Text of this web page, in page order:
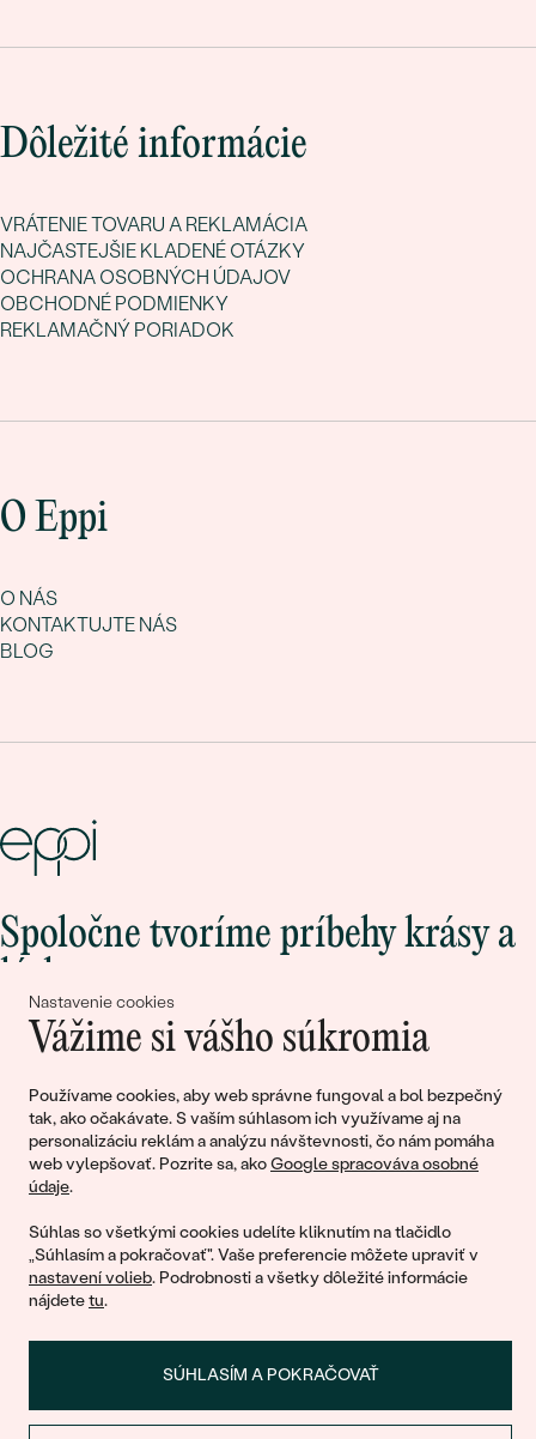
Nastavenie cookies
Vážime si vášho súkromia
Používame cookies, aby web správne fungoval a bol bezpečný
tak, ako očakávate. S vaším súhlasom ich využívame aj na
personalizáciu reklám a analýzu návštevnosti, čo nám pomáha
web vylepšovať. Pozrite sa, akoGoogle spracováva osobné
údaje.
Súhlas so všetkými cookies udelíte kliknutím na tlačidlo
„Súhlasím a pokračovať". Vaše preferencie môžete upraviť v
nastavení volieb. Podrobnosti a všetky dôležité informácie
nájdetetu.
SÚHLASÍM A POKRAČOVAŤ
Dôležité informácie
VRÁTENIE TOVARU A REKLAMÁCIA
NAJČASTEJŠIE KLADENÉ OTÁZKY
OCHRANA OSOBNÝCH ÚDAJOV
OBCHODNÉ PODMIENKY
REKLAMAČNÝ PORIADOK
O Eppi
O NÁS
KONTAKTUJTE NÁS
BLOG
Spoločne tvoríme príbehy krásy a
Pripojte sa k nám!
© 2011 - 2026, Eppi.sk